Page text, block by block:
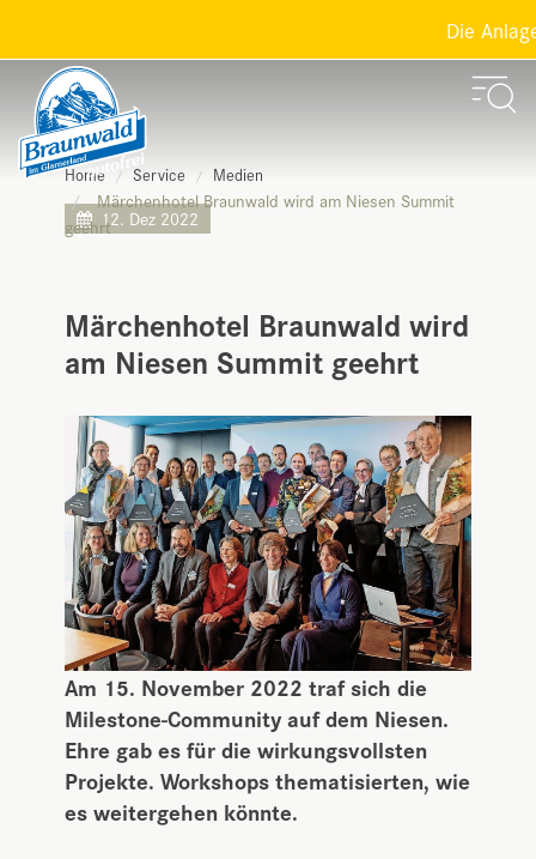
Die
12. Dez 2022
Home Service Medien
Märchenhotel Braunwald wird am Niesen Summit
geehrt
Märchenhotel Braunwald wird
am Niesen Summit geehrt
Am 15. November 2022 traf sich die
Milestone-Community auf dem Niesen.
Ehre gab es für die wirkungsvollsten
Projekte. Workshops thematisierten, wie
es weitergehen könnte.